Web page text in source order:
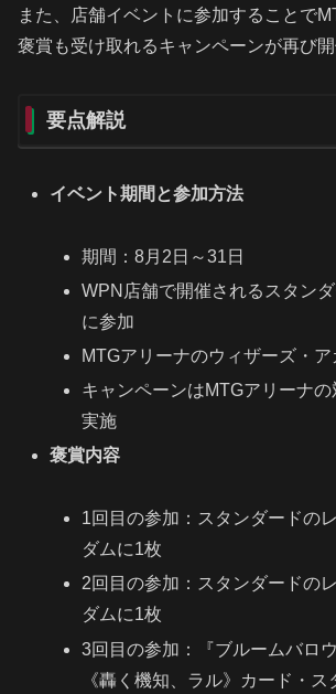
また、店舗イベントに参加することで
褒賞も受け取れるキャンペーンが再び開
要点解説
イベント期間と参加方法
期間：8月2日～31日
WPN店舗で開催されるスタン
に参加
MTGアリーナのウィザーズ・
キャンペーンはMTGアリーナ
実施
褒賞内容
1回目の参加：スタンダードの
ダムに1枚
2回目の参加：スタンダードの
ダムに1枚
3回目の参加：『ブルームバロ
《轟く機知、ラル》カード・ス